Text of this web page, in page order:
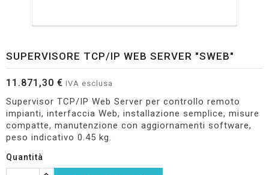
SUPERVISORE TCP/IP WEB SERVER "SWEB"
11.871,30 € IVA esclusa
Supervisor TCP/IP Web Server per controllo remoto
impianti, interfaccia Web, installazione semplice, misure
compatte, manutenzione con aggiornamenti software,
peso indicativo 0.45 kg.
Quantità